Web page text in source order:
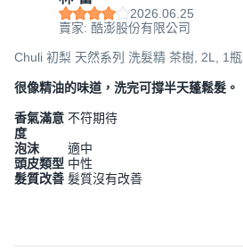
2026.06.25
賣家: 酷澎股份有限公司
Chuli 初梨 天然系列 洗髮精 茶樹, 2L, 1瓶
很像精油的味道，洗完可撐半天蓬鬆髮。
香氣滿意
度
不符期待
泡沫
適中
頭皮類型 中性
髮質改善 髮質沒有改善